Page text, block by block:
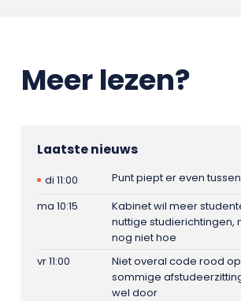
Meer lezen?
Laatste nieuws
di 11:00
Punt piept er even
ma 10:15
Kabinet wil meer
nuttige studierichtingen,
nog niet hoe
vr 11:00
Niet overal code rood
sommige
wel door